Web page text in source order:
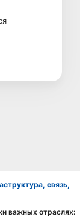
важных отраслях: